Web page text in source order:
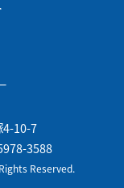
4-10-7
3588
Reserved.